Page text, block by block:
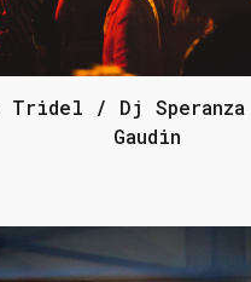
Tridel / Dj
Gaudin